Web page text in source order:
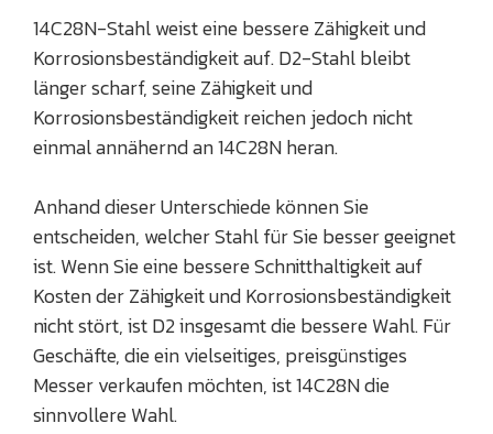
14C28N-Stahl weist eine bessere Zähigkeit und
Korrosionsbeständigkeit auf. D2-Stahl bleibt
länger scharf, seine Zähigkeit und
Korrosionsbeständigkeit reichen jedoch nicht
einmal annähernd an 14C28N heran.
Anhand dieser Unterschiede können Sie
entscheiden, welcher Stahl für Sie besser geeignet
ist. Wenn Sie eine bessere Schnitthaltigkeit auf
Kosten der Zähigkeit und Korrosionsbeständigkeit
nicht stört, ist D2 insgesamt die bessere Wahl. Für
Geschäfte, die ein vielseitiges, preisgünstiges
Messer verkaufen möchten, ist 14C28N die
sinnvollere Wahl.